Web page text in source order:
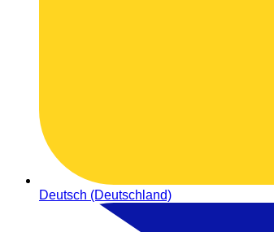
Deutsch (Deutschland)